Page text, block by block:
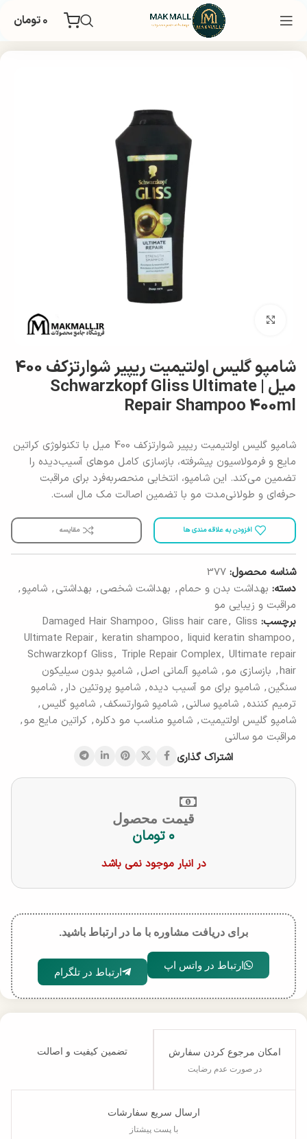
۰تومان
مراقبت و زیبایی مو
شامپو گلیس اولتیمیت ریپیر شوارتزکف 400
میل | Schwarzkopf Gliss Ultimate
Repair Shampoo 400ml
شامپو گلیس اولتیمیت ریپیر شوارتزکف 400 میل با تکنولوژی کراتین
مایع و فرمولاسیون پیشرفته، بازسازی کامل موهای آسیب‌دیده را
تضمین می‌کند. این شامپو، انتخابی منحصربه‌فرد برای مراقبت
حرفه‌ای و طولانی‌مدت مو با تضمین اصالت مک مال است.
افزودن به علاقه مندی ها مقایسه
شناسه محصول: 377
دسته: بهداشت بدن و حمام, بهداشت شخصی, بهداشتی, شامپو,
مراقبت و زیبایی مو
برچسب:
Damaged Hair Shampoo, Gliss hair care, Gliss
Ultimate Repair, keratin shampoo, liquid keratin shampoo,
Schwarzkopf Gliss, Triple Repair Complex, Ultimate repair
hair
, بازسازی مو, شامپو آلمانی اصل, شامپو بدون سیلیکون
سنگین, شامپو برای مو آسیب دیده, شامپو پروتئین دار, شامپو
ترمیم کننده, شامپو سالنی, شامپو شوارتسکف, شامپو گلیس,
شامپو گلیس اولتیمیت, شامپو مناسب مو دکلره, کراتین مایع مو,
مراقبت مو سالنی
اشتراک گذاری
قیمت محصول
۰ تومان
در انبار موجود نمی باشد
برای دریافت مشاوره با ما در ارتباط باشید.
ارتباط در واتس اپ
ارتباط در تلگرام
امکان مرجوع کردن سفارش
در صورت عدم رضایت
تضمین کیفیت و اصالت
ارسال سریع سفارشات
با پست پیشتاز